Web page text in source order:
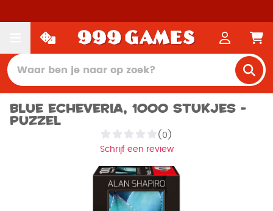
Blue Echeveria, 1000 stukjes -
Puzzel
(0)
Schrijf een review